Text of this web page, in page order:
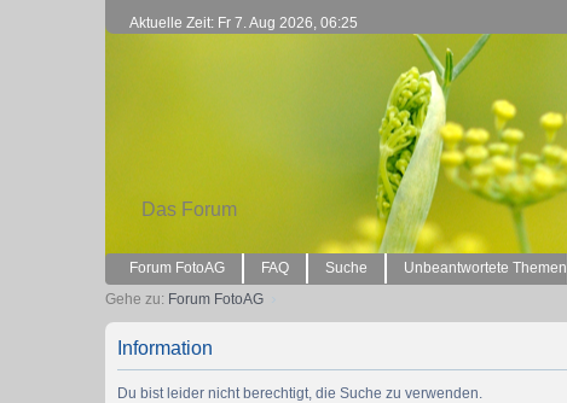
Aktuelle Zeit: Fr 7. Aug 2026, 06:25
Das Forum
Forum FotoAG FAQ Suche Unbeantwortete Themen
Gehe zu: Forum FotoAG
Information
Du bist leider nicht berechtigt, die Suche zu verwenden.